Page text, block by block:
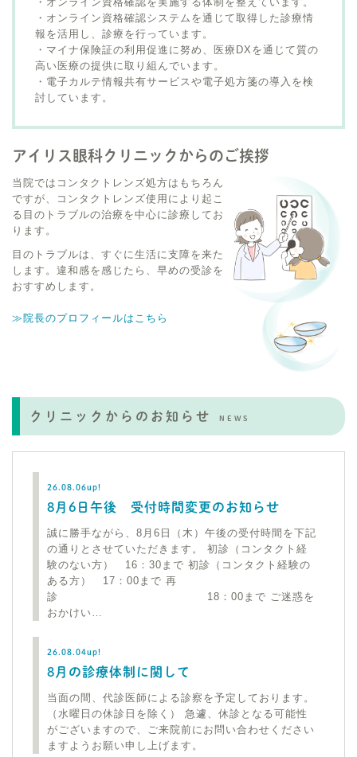
・オンライン資格確認システムを通じて取得した診療情
報を活用し、診療を行っています。
・マイナ保険証の利用促進に努め、医療DXを通じて質の
高い医療の提供に取り組んでいます。
・電子カルテ情報共有サービスや電子処方箋の導入を検
討しています。
アイリス眼科クリニックからのご挨拶
当院ではコンタクトレンズ処方はもちろん
ですが、コンタクトレンズ使用により起こ
る目のトラブルの治療を中心に診療してお
ります。
目のトラブルは、すぐに生活に支障を来た
します。違和感を感じたら、早めの受診を
おすすめします。
≫院長のプロフィールはこちら
クリニックからのお知らせ NEWS
26.08.06up!
8月6日午後 受付時間変更のお知らせ
誠に勝手ながら、8月6日（木）午後の受付時間を下記
の通りとさせていただきます。 初診（コンタクト経
験のない方） 16：30まで 初診（コンタクト経験の
ある方） 17：00まで 再
診 18：00まで ご迷惑を
おかけい…
26.08.04up!
8月の診療体制に関して
当面の間、代診医師による診察を予定しております。
（水曜日の休診日を除く） 急遽、休診となる可能性
がございますので、ご来院前にお問い合わせください
ますようお願い申し上げます。